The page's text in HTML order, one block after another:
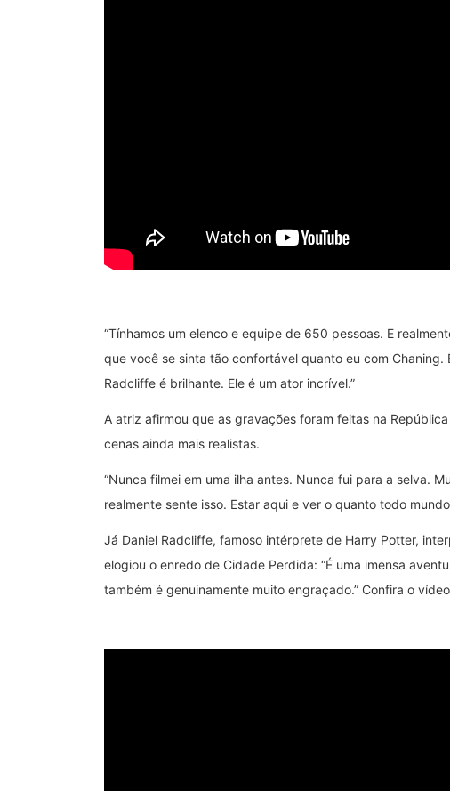
“Tínhamos um elenco e equipe de 650 pessoas. E
que você se sinta tão confortável quanto eu com
Radcliffe é brilhante. Ele é um ator incrível.”
A atriz afirmou que as gravações foram feitas na
cenas ainda mais realistas.
“Nunca filmei em uma ilha antes. Nunca fui para a selva.
realmente sente isso. Estar aqui e ver o quanto todo
Já Daniel Radcliffe, famoso intérprete de Harry Potter,
elogiou o enredo de Cidade Perdida: “É uma imensa
também é genuinamente muito engraçado.” Confira o